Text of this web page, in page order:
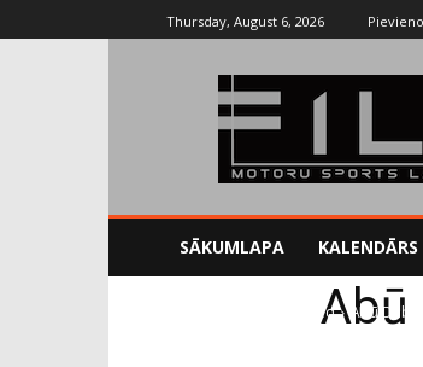
Thursday, August 6, 2026
SĀKUMLAPA KALENDĀRS
Uncategorized Abū Dabī
Abū